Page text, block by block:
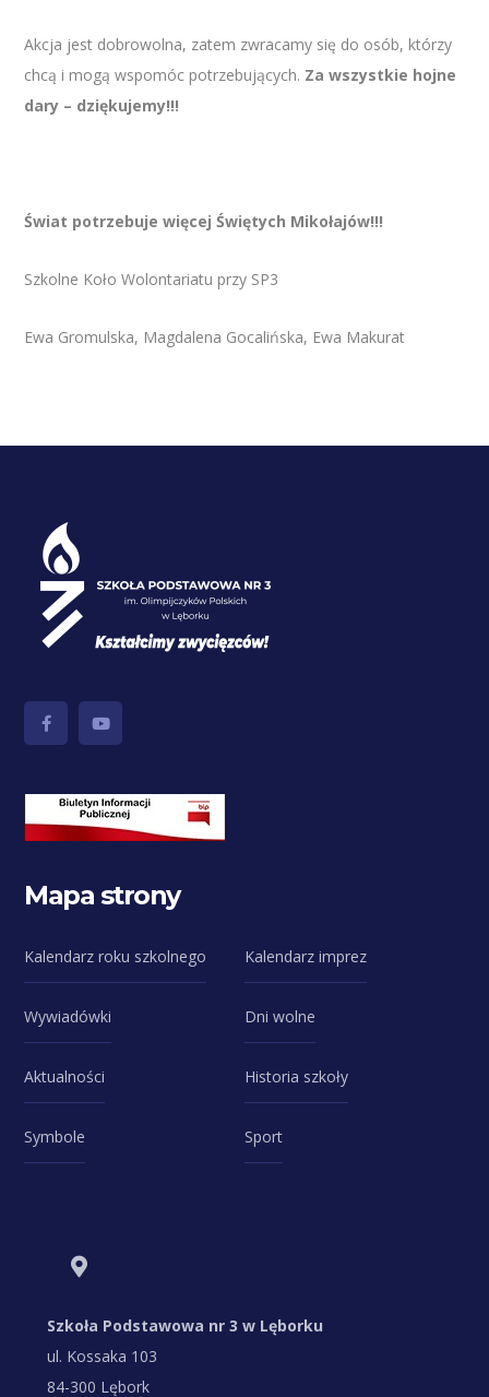
Akcja jest dobrowolna, zatem zwracamy się do osób, którzy
chcą i mogą wspomóc potrzebujących. Za wszystkie hojne
dary – dziękujemy!!!
Świat potrzebuje więcej Świętych Mikołajów!!!
Szkolne Koło Wolontariatu przy SP3
Ewa Gromulska, Magdalena Gocalińska, Ewa Makurat
Mapa strony
Kalendarz roku szkolnego Kalendarz imprez
Wywiadówki Dni wolne
Aktualności Historia szkoły
Symbole Sport
Szkoła Podstawowa nr 3 w Lęborku
ul. Kossaka 103
84-300 Lębork